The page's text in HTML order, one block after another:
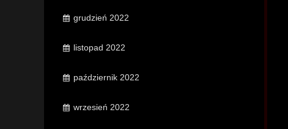
grudzień 2022
listopad 2022
październik 2022
wrzesień 2022